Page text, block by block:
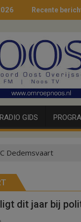
Recente
RADIO GIDS
Dedemsvaart
dit jaar bij